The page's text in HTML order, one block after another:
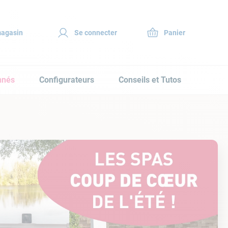
Se connecter
Configurateurs Conseils et Tutos